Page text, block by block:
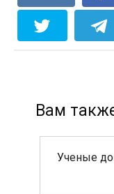
Вам
Ученые